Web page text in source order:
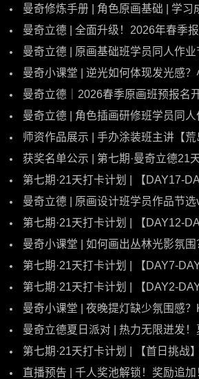
曼奇修炼手册 | 角色原画基础 | 学习
曼奇立德 | 全面升级！2026年春季报
曼奇立德 | 原画基础班学员同人作
曼奇小课堂 | 逆光如何体现发光感
曼奇立德｜2026春季原画班预报名
曼奇立德 | 角色插画研修班学员同
师资作品展示 | 手办涂装班主讲【荒
获奖名单公示 | 第七期·曼奇立德21天
第七期·21天打卡计划 | 【DAY17-DAY21】旅
曼奇立德 | 原画设计班学员作品节选
第七期·21天打卡计划 | 【DAY12-DAY16】思
曼奇小课堂 | 如何画出丛林光影氛
第七期·21天打卡计划 | 【DAY7-DAY11】色彩
第七期·21天打卡计划 | 【DAY2-DAY6】画笔
曼奇小课堂 | 夜晚提灯缺少氛围感？
曼奇立德夏日派对 | 热力无限迸发！夏
第七期·21天打卡计划 | 【首日挑战】精彩呈现
直播预告 | 千人奖池解锁！奖励追加！限量周